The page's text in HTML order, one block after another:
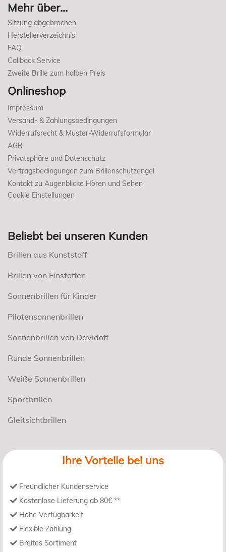
Mehr über...
Sitzung abgebrochen
Herstellerverzeichnis
FAQ
Callback Service
Zweite Brille zum halben Preis
Onlineshop
Impressum
Versand- & Zahlungsbedingungen
Widerrufsrecht & Muster-Widerrufsformular
AGB
Privatsphäre und Datenschutz
Vertragsbedingungen zum Brillenschutzengel
Kontakt zu Augenblicke Hören und Sehen
Cookie Einstellungen
Beliebt bei unseren Kunden
Brillen aus Kunststoff
Brillen von Einstoffen
Sonnenbrillen für Kinder
Pilotensonnenbrillen
Sonnenbrillen von Davidoff
Runde Sonnenbrillen
Weiße Sonnenbrillen
Sportbrillen
Gleitsichtbrillen
Ihre Vorteile bei uns
Freundlicher Kundenservice
Kostenlose Lieferung ab 80€ **
Hohe Verfügbarkeit
Flexible Zahlung
Breites Sortiment